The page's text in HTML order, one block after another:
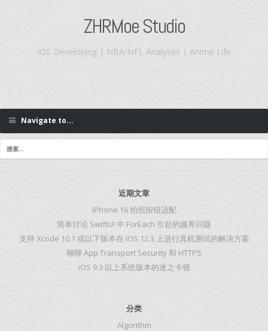
ZHRMoe Studio
iOS Developing | NBA/NFL Analyses | Anime Life
Navigate to...
近期文章
iPhone 16 拍照按钮适配
简单讨论 SwiftUI 中 ForEach 引起的越界问题
支持 Xcode 10.1 或以下版本在 iOS 12.3 上进行真机测试的解决方案
聊聊 App Transport Security 和 HTTPS
iOS 9.3 以上系统版本的迷之卡顿
分类
Algorithm